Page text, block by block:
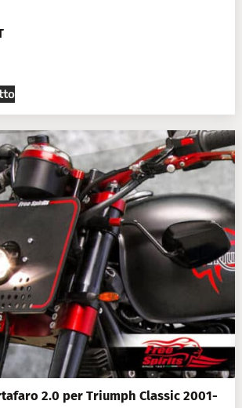
2.0 per Triumph Classic 2001-